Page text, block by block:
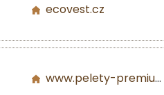
ecovest.cz
www.pelety-premium.cz